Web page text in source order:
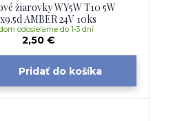
žiarovky WY5W T10 5W
AMBER 24V 10ks
2,50 €
odosielame do 1-3 dní
Pridať do košíka